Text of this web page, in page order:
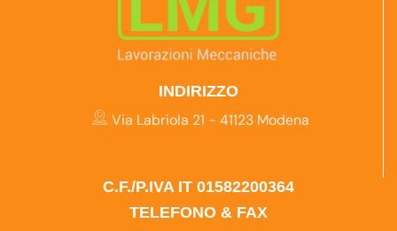
INDIRIZZO
Via Labriola 21 - 41123 Modena
C.F./P.IVA IT 01582200364
TELEFONO & FAX